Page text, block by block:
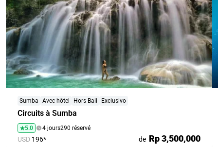
Circuits à Sumba
Sumba Avec hôtel Hors Bali Exclusivo
5.0 4 jours290 réservé
USD 196* de Rp 3,500,000